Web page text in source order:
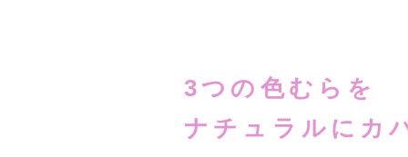
3つの色むらを
ナチュラルにカ